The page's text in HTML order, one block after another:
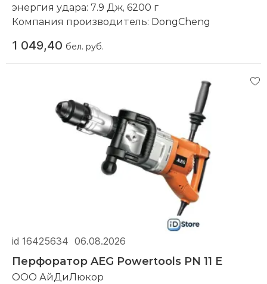
энергия удара: 7.9 Дж, 6200 г
Компания производитель: DongCheng
1 049,40 бел. руб.
id 16425634 06.08.2026
Перфоратор AEG Powertools PN 11 E
ООО АйДиЛюкор